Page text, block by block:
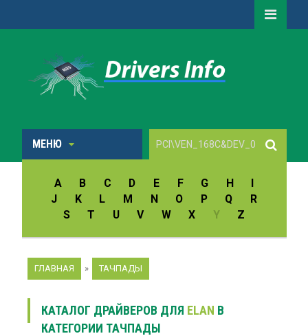
МЕНЮ
A B C D E F G H
I
J
K L M N O P Q
R
S
T U V W X Y Z
ГЛАВНАЯ » ТАЧПАДЫ
КАТАЛОГ ДРАЙВЕРОВ ДЛЯ ELAN В
КАТЕГОРИИ ТАЧПАДЫ